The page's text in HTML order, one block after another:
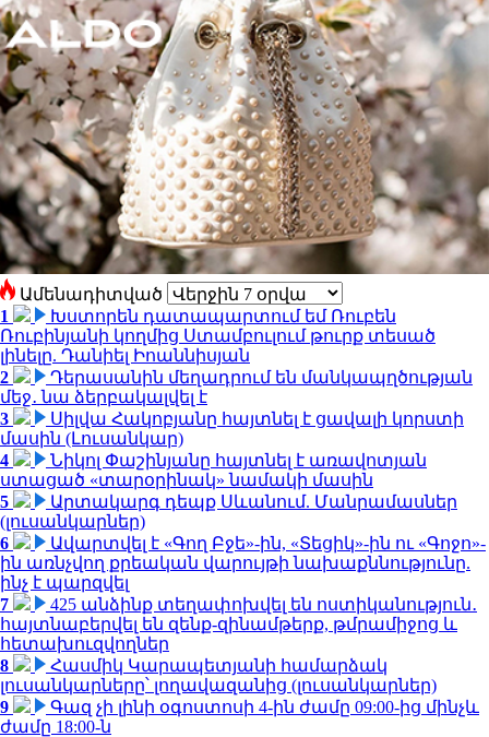
Ամենադիտված
1
Խստորեն դատապարտում եմ Ռուբեն
Ռուբինյանի կողմից Ստամբուլում թուրք տեսած
լինելը. Դանիել Իոաննիսյան
2
Դերասանին մեղադրում են մանկապղծության
մեջ․ նա ձերբակալվել է
3
Սիլվա Հակոբյանը հայտնել է ցավալի կորստի
մասին (Լուսանկար)
4
Նիկոլ Փաշինյանը հայտնել է առավոտյան
ստացած «տարօրինակ» նամակի մասին
5
Արտակարգ դեպք Սևանում. Մանրամասներ
(լուսանկարներ)
6
Ավարտվել է «Գող Բջե»-ին, «Տեցիկ»-ին ու «Գոջո»-
ին առնչվող քրեական վարույթի նախաքննությունը.
ինչ է պարզվել
7
425 անձինք տեղափոխվել են ոստիկանություն․
հայտնաբերվել են զենք-զինամթերք, թմրամիջոց և
հետախուզվողներ
8
Հասմիկ Կարապետյանի համարձակ
լուսանկարները՝ լողավազանից (լուսանկարներ)
9
Գազ չի լինի օգոստոսի 4-ին ժամը 09:00-ից մինչև
ժամը 18:00-ն